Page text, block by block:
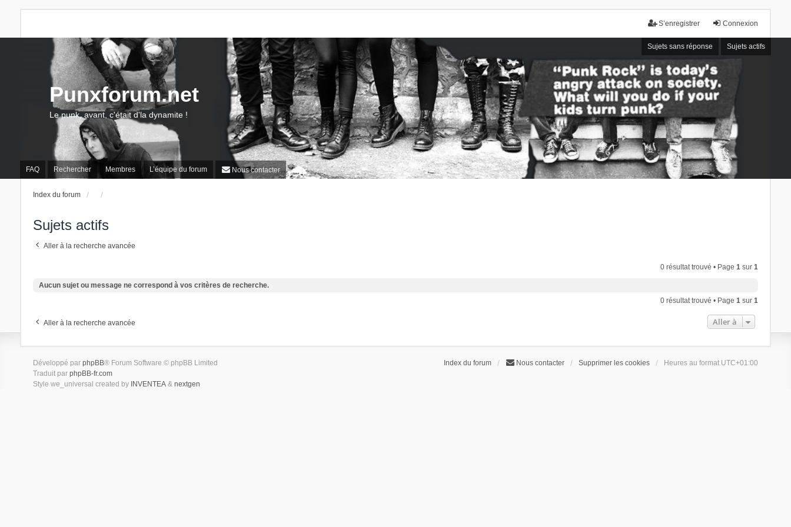
Connexion
S’enregistrer
Sujets sans réponse Sujets actifs
FAQ Rechercher Membres L’équipe du forum Nous contacter
Punxforum.net
Le punk, avant, c'était d'la dynamite !
Index du forum
Sujets actifs
Aller à la recherche avancée
0 résultat trouvé • Page1 sur1
Aucun sujet ou message ne correspond à vos critères de recherche.
0 résultat trouvé • Page1 sur1
Aller à la recherche avancée Aller à
Index du forum Nous contacter Supprimer les cookies Heures au format UTC+01:00
Développé par phpBB® Forum Software © phpBB Limited
Traduit par phpBB-fr.com
Style we_universal created by INVENTEA& nextgen